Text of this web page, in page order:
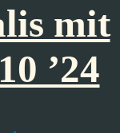
mit
’24